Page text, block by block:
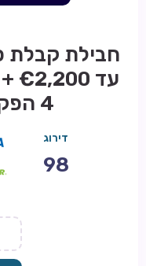
4 הפקדות ראשונות
דירוג
98